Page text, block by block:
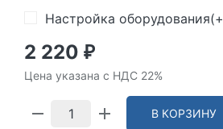
Настройка оборудования(+
2 220 ₽
Цена указана с НДС 22%
В КОРЗИНУ